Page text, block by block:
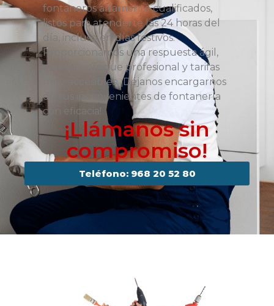
fontaneros altamente cualificados,
listos para atenderte las 24 horas del
día, incluso en días festivos.
Proporcionamos una respuesta ágil,
con un enfoque profesional y tarifas
muy accesibles. ¡Déjanos encargarnos
de tus inconvenientes de fontanería
con eficacia!
¡Llámanos sin
compromiso!
Teléfono: 968 20 52 80